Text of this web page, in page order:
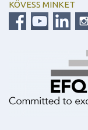
KÖVESS MINKET